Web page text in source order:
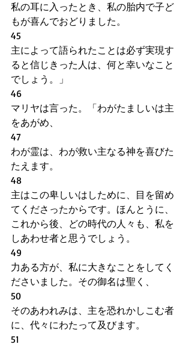
私の耳に入ったとき、私の胎内で子ど
もが喜んでおどりました。
45
主によって語られたことは必ず実現す
ると信じきった人は、何と幸いなこと
でしょう。」
46
マリヤは言った。「わがたましいは主
をあがめ、
47
わが霊は、わが救い主なる神を喜びた
たえます。
48
主はこの卑しいはしために、目を留め
てくださったからです。ほんとうに、
これから後、どの時代の人々も、私を
しあわせ者と思うでしょう。
49
力ある方が、私に大きなことをしてく
ださいました。その御名は聖く、
50
そのあわれみは、主を恐れかしこむ者
に、代々にわたって及びます。
51